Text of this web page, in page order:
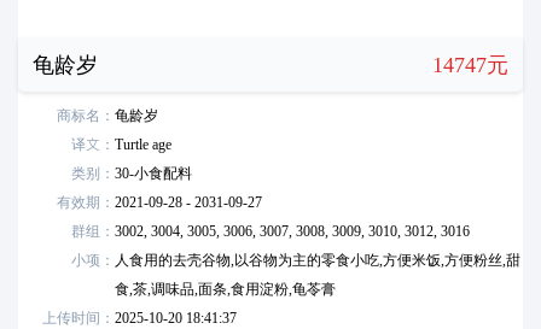
龟龄岁 14747元
商标名： 龟龄岁
译文： Turtle age
类别： 30-小食配料
有效期： 2021-09-28 - 2031-09-27
群组： 3002,3004,3005,3006,3007,3008,3009,3010,3012,3016
小项： 人食用的去壳谷物,以谷物为主的零食小吃,方便米饭,方便粉丝,甜
食,茶,调味品,面条,食用淀粉,龟苓膏
上传时间： 2025-10-20 18:41:37